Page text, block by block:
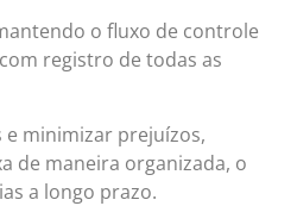
o fluxo de controle
registro de todas as
minimizar prejuízos,
de maneira organizada, o
a longo prazo.